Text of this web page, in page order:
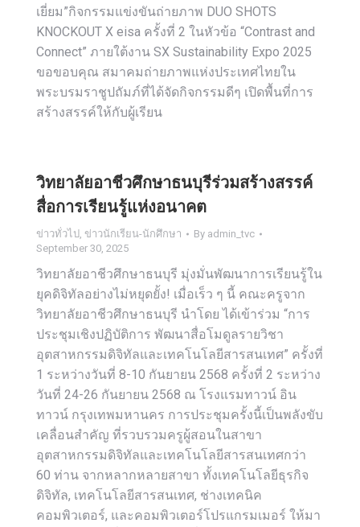
เยี่ยม”กิจกรรมแข่งขันถ่ายภาพ DUO SHOTS
KNOCKOUT X eisa ครั้งที่ 2 ในหัวข้อ “Contrast and
Connect” ภายใต้งาน SX Sustainability Expo 2025
ขอขอบคุณ สมาคมถ่ายภาพแห่งประเทศไทยใน
พระบรมราชูปถัมภ์ที่ได้จัดกิจกรรมดีๆ เปิดพื้นที่การ
สร้างสรรค์ให้กับผู้เรียน
วิทยาลัยอาชีวศึกษาธนบุรีร่วมสร้างสรรค์
สื่อการเรียนรู้แห่งอนาคต
ข่าวทั่วไป, ข่าวนักเรียน-นักศึกษา By admin_tvc
September 30, 2025
วิทยาลัยอาชีวศึกษาธนบุรี มุ่งมั่นพัฒนาการเรียนรู้ใน
ยุคดิจิทัลอย่างไม่หยุดยั้ง! เมื่อเร็ว ๆ นี้ คณะครูจาก
วิทยาลัยอาชีวศึกษาธนบุรี นำโดย ได้เข้าร่วม “การ
ประชุมเชิงปฏิบัติการ พัฒนาสื่อโมดูลรายวิชา
อุตสาหกรรมดิจิทัลและเทคโนโลยีสารสนเทศ” ครั้งที่
1 ระหว่างวันที่ 8-10 กันยายน 2568 ครั้งที่ 2 ระหว่าง
วันที่ 24-26 กันยายน 2568 ณ โรงแรมทาวน์ อิน
ทาวน์ กรุงเทพมหานคร การประชุมครั้งนี้เป็นพลังขับ
เคลื่อนสำคัญ ที่รวบรวมครูผู้สอนในสาขา
อุตสาหกรรมดิจิทัลและเทคโนโลยีสารสนเทศกว่า
60 ท่าน จากหลากหลายสาขา ทั้งเทคโนโลยีธุรกิจ
ดิจิทัล, เทคโนโลยีสารสนเทศ, ช่างเทคนิค
คอมพิวเตอร์, และคอมพิวเตอร์โปรแกรมเมอร์ ให้มา